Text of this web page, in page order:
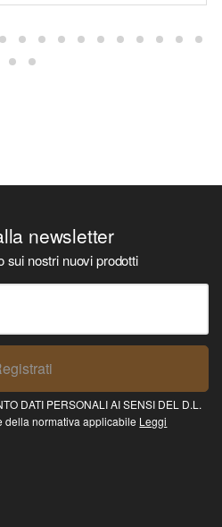
newsletter
sui nostri nuovi prodotti
DATI PERSONALI AI SENSI DEL D.L.
della normativa applicabile Leggi